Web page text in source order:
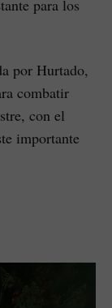
para los
por Hurtado,
combatir
con el
importante